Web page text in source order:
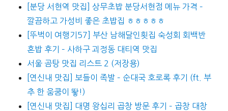
[분당 서현역 맛집] 상무초밥 분당서현점 메뉴 가격 –
깔끔하고 가성비 좋은 초밥집 ㅎㅎㅎㅎㅎ
[뚜벅이 여행기57] 부산 남해달인횟집 숙성회 회백반
혼밥 후기 – 사하구 괴정동 대티역 맛집
서울 곰탕 맛집 리스트 2 (저장용)
[연신내 맛집] 보들이 족발 – 순대국 호로록 후기 (ft. 부
추 한 움쿰이 뙇!)
[연신내 맛집] 대명 왕십리 곱창 방문 후기 – 곱창 대창